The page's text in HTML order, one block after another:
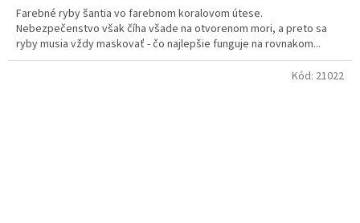
Farebné ryby šantia vo farebnom koralovom útese.
Nebezpečenstvo však číha všade na otvorenom mori, a preto sa
ryby musia vždy maskovať - čo najlepšie funguje na rovnakom...
Kód: 21022